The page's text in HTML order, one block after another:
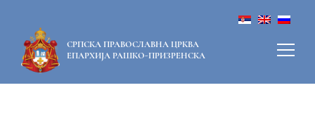
СРПСКА ПРАВОСЛАВНА ЦРКВА
ЕПАРХИЈА РАШКО-ПРИЗРЕНСКА